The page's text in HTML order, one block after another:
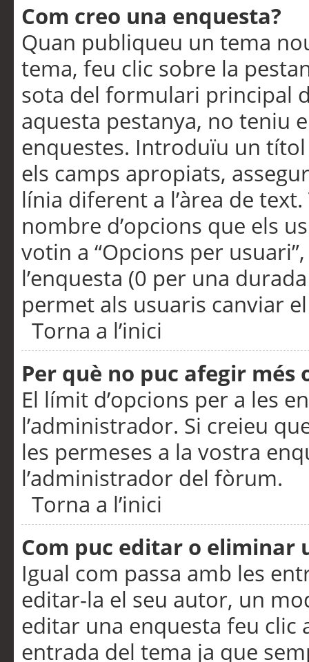
Com creo una enquesta?
Quan publiqueu un tema
tema, feu clic sobre la
sota del formulari principal
aquesta pestanya, no teniu
enquestes. Introduïu un
els camps apropiats,
línia diferent a l’àrea de
nombre d’opcions que els
votin a “Opcions per
l’enquesta (0 per una
permet als usuaris canviar
Torna a l’inici
Per què no puc afegir més
El límit d’opcions per a les
l’administrador. Si creieu
les permeses a la vostra
l’administrador del fòrum.
Torna a l’inici
Com puc editar o eliminar
Igual com passa amb les
editar-la el seu autor, un
editar una enquesta feu clic
entrada del tema ja que